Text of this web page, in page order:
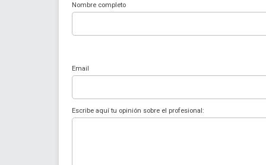
Nombre completo
Email
Escribe aquí tu opinión sobre el profesional: